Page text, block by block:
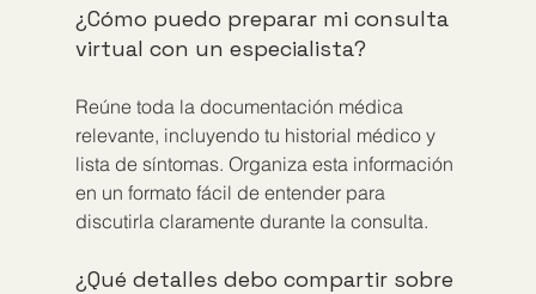
¿Cómo puedo preparar mi consulta
virtual con un especialista?
Reúne toda la documentación médica
relevante, incluyendo tu historial médico y
lista de síntomas. Organiza esta información
en un formato fácil de entender para
discutirla claramente durante la consulta.
¿Qué detalles debo compartir sobre